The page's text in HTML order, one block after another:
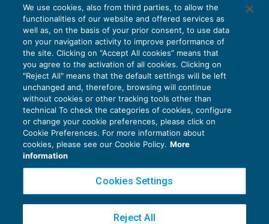
Privacy Policy
Cookie Policy
Copyright 2016 ©Gruppo Euroconference S.p.A.v2.32.4
Piazza Luigi Einaudi, 10N01 - 20124 Milano - info@ecnews.it
We use cookies, also from third parties, to allow the
functionalities of our website and offered services as
well as, on the basis of your prior consent, to use data
on your navigation activity to improve performance of
the site. Clicking on “Accept All cookies” means that
you agree to the activation of all cookies. Clicking on
"Reject All" means that the default settings will be left
unchanged and, therefore, browsing will continue
without cookies or other tracking tools other than
technical To check the categories of cookies, configure
or change your cookie preferences, please click on
Cookie Preferences. For more information about
cookies, please see our Cookie Policy. More
information
Cookies Settings
Reject All